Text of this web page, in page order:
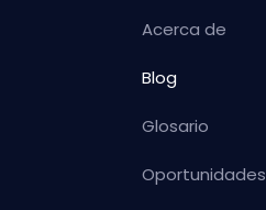
Acerca de
Blog
Glosario
Oportunidades